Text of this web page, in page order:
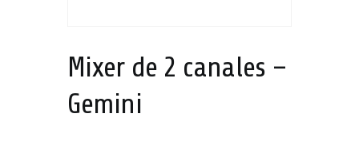
Mixer de 2 canales –
Gemini